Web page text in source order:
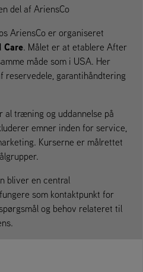
del af AriensCo
AriensCo er organiseret
Care. Målet er at etablere After
måde som i USA. Her
reservedele, garantihåndtering
al træning og uddannelse på
emner inden for service,
Kurserne er målrettet
bliver en central
som kontaktpunkt for
og behov relateret til